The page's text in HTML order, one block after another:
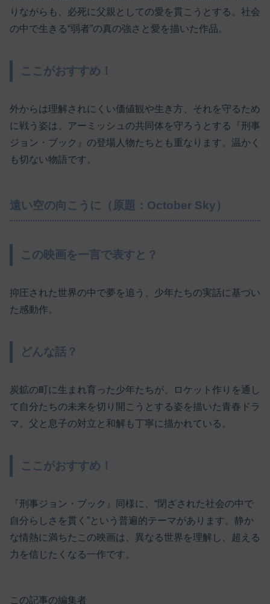
りながらも、必死に父親としての愛を貫こうとする。社会
の中で生きる“弱者”の真の強さと愛を描いた作品。
ここがおすすめ！
外からは理解されにくい価値観や生き方、それを守るため
に戦う姿は、アーミッシュの共同体を守ろうとする『刑事
ジョン・ブック』の登場人物たちとも重なります。温かく
も切ない物語です。
遠い空の向こうに（原題：October Sky）
この映画を一言で表すと？
抑圧された世界の中で夢を追う、少年たちの実話に基づい
た感動作。
どんな話？
炭鉱の町に生まれ育った少年たちが、ロケット作りを通し
て自分たちの未来を切り開こうとする姿を描いた青春ドラ
マ。父と息子の対立と和解も丁寧に描かれている。
ここがおすすめ！
『刑事ジョン・ブック』同様に、“閉ざされた社会の中で
自分らしさを貫く”という普遍的テーマがあります。静か
な情熱に満ちたこの映画は、異なる世界を理解し、超える
力を信じたくなる一作です。
この記事の編集者